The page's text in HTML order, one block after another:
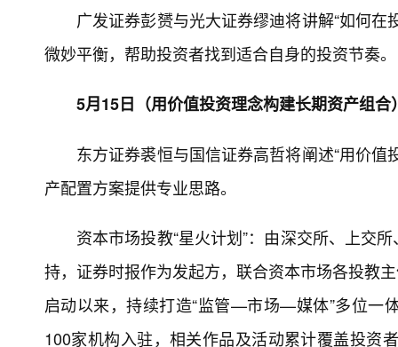
广发证券彭赟与光大证券缪迪将讲解“如何
微妙平衡，帮助投资者找到适合自身的投资节奏。
5月15日（用价值投资理念构建长期资产组合
东方证券裘恒与国信证券高哲将阐述“用价
产配置方案提供专业思路。
资本市场投教“星火计划”：由深交所、上交
持，证券时报作为发起方，联合资本市场各投教
启动以来，持续打造“监管—市场—媒体”多位一
100家机构入驻，相关作品及活动累计覆盖投资